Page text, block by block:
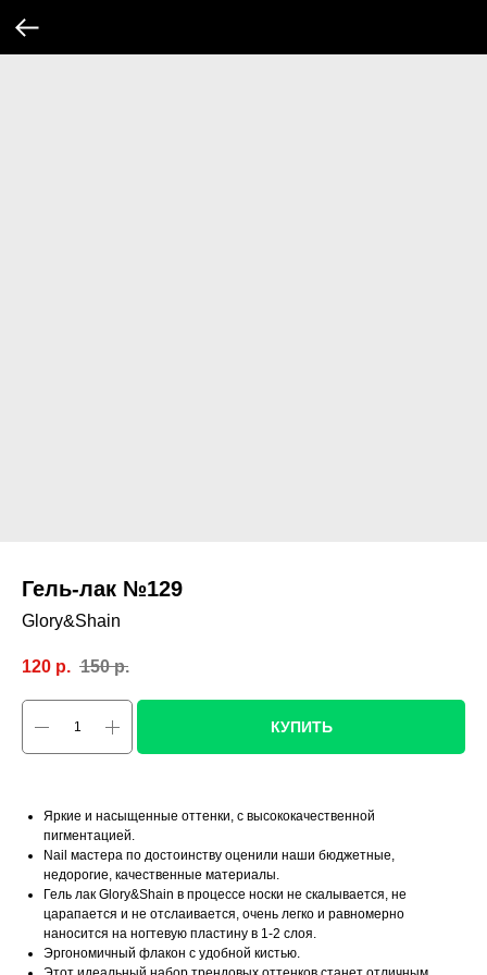
Гель-лак №129
Glory&Shain
120 р. 150 р.
КУПИТЬ
Яркие и насыщенные оттенки, с высококачественной
пигментацией.
Nail мастера по достоинству оценили наши бюджетные,
недорогие, качественные материалы.
Гель лак Glory&Shain в процессе носки не скалывается, не
царапается и не отслаивается, очень легко и равномерно
наносится на ногтевую пластину в 1-2 слоя.
Эргономичный флакон с удобной кистью.